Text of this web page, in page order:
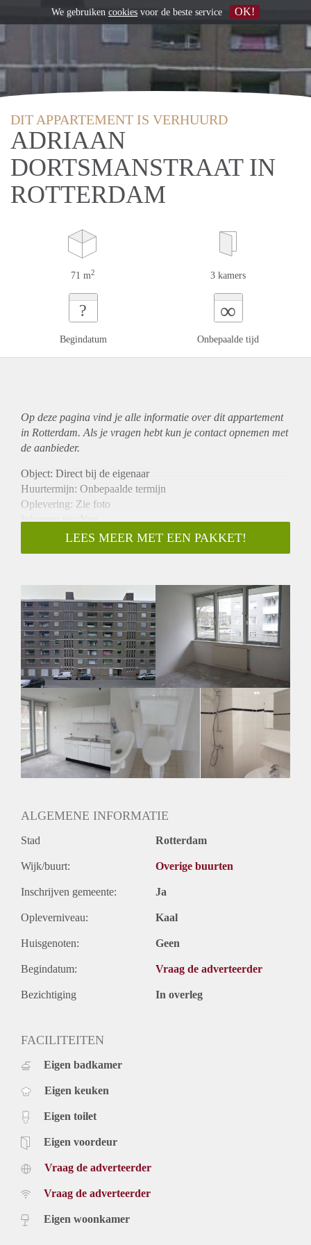
DIT APPARTEMENT IS VERHUURD
ADRIAAN
DORTSMANSTRAAT IN
ROTTERDAM
71 m2 3 kamers
?
Begindatum
∞
Onbepaalde tijd
Op deze pagina vind je alle informatie over ditappartement
in Rotterdam. Als je vragen hebt kun je contact opnemen met
de aanbieder.
Object: Direct bij de eigenaar
Huurtermijn: Onbepaalde termijn
Oplevering: Zie foto
Inkomen eis: Nee
Garantiestelling mogelijk: Nee
Borg: 1 Maand
Huisdieren toegestaan: Afhankelijk van de Eigenaar
Huurtoeslag grens: Ja
Geschikt voor studenten: Afhankelijk van de Eigenaar
LEES MEER MET EEN PAKKET!
ALGEMENE INFORMATIE
Stad Rotterdam
Wijk/buurt: Overige buurten
Inschrijven gemeente: Ja
Opleverniveau: Kaal
Huisgenoten: Geen
Begindatum: Vraag de adverteerder
Bezichtiging In overleg
FACILITEITEN
Eigen badkamer
Eigen keuken
Eigen toilet
Eigen voordeur
Vraag de adverteerder
Vraag de adverteerder
Eigen woonkamer
We gebruiken cookies voor de beste service OK!